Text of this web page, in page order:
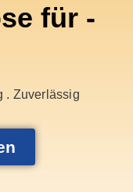
für -
. Zuverlässig